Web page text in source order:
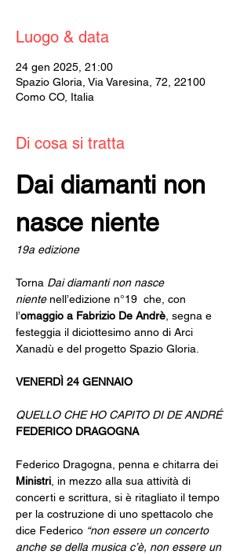
Luogo & data
24 gen 2025, 21:00
Spazio Gloria, Via Varesina, 72, 22100
Como CO, Italia
Di cosa si tratta
Dai diamanti non
nasce niente
19a edizione
Torna Dai diamanti non nasce
niente nell’edizione n°19  che, con
l’omaggio a Fabrizio De Andrè , segna e
festeggia il diciottesimo anno di Arci
Xanadù e del progetto Spazio Gloria.
VENERDÌ 24 GENNAIO
QUELLO CHE HO CAPITO DI DE ANDRÉ
FEDERICO DRAGOGNA
Federico Dragogna, penna e chitarra dei
Ministri , in mezzo alla sua attività di
concerti e scrittura, si è ritagliato il tempo
per la costruzione di uno spettacolo che
dice Federico “non essere un concerto
anche se della musica c’è, non essere un